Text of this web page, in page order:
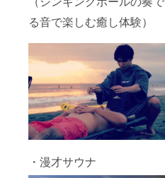
る音で楽しむ癒し体験）
・漫才サウナ